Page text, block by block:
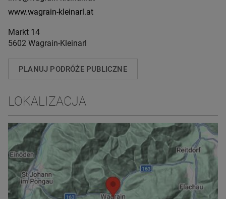
www.wagrain-kleinarl.at
Markt 14
5602 Wagrain-Kleinarl
PLANUJ PODRÓŻE PUBLICZNE
LOKALIZACJA